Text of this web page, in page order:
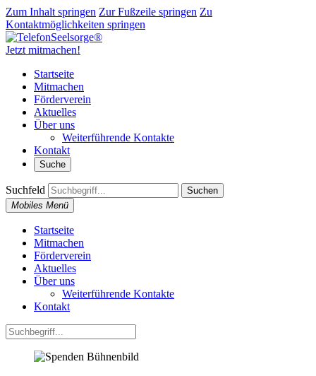
Zum Inhalt springen Zur Fußzeile springen Zu
Kontaktmöglichkeiten springen
Jetzt mitmachen!
Startseite
Mitmachen
Förderverein
Aktuelles
Über uns
Weiterführende Kontakte
Kontakt
Suche
Suchfeld
Suchen
Mobiles Menü
Startseite
Mitmachen
Förderverein
Aktuelles
Über uns
Weiterführende Kontakte
Kontakt